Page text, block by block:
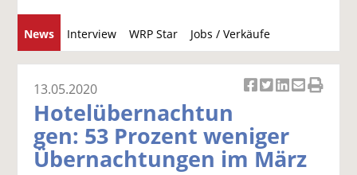
News Interview WRP Star Jobs / Verkäufe
u
c
k
el
k
el
k
el el
13.05.2020
Hotelübernachtun
gen: 53 Prozent weniger
Übernachtungen im März